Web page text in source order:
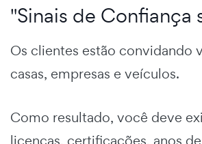
"Sinais de Confiança
Os clientes estão convidando
casas, empresas e veículos.
Como resultado, você deve